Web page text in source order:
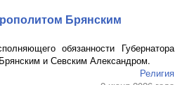
Брянским
обязанности Губернатора
и Севским Александром.
Религия